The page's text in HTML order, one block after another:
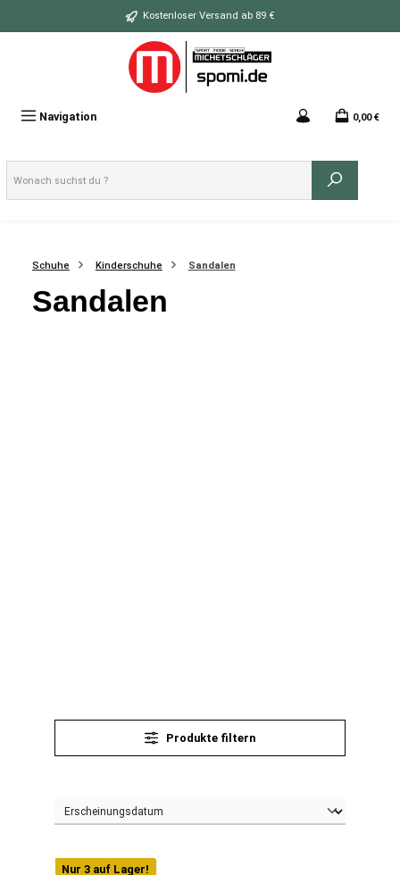
Zum Hauptinhalt springen Kostenloser Versand ab 89 €
Navigation 0,00 €
Schuhe Kinderschuhe Sandalen
Sandalen
Produkte filtern
Nur 3 auf Lager!